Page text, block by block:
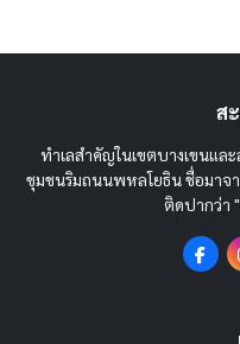
ส
ทำเลสำคัญในเขตบางเขนแล
ชุมชนริมถนนพหลโยธิน ชื่อมาจ
ติดปากว่า